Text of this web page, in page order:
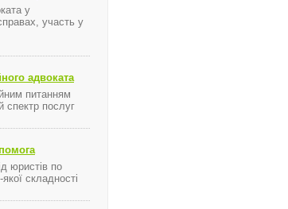
у
участь у
адвоката
питанням
спектр послуг
юристів по
складності